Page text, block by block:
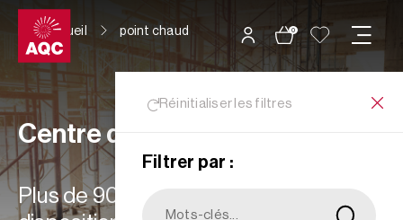
Panneau de gestion des cookies
0
Accueil point chaud
Réinitialiser les filtres
Filtrer par :
Centre de ressources
Plus de 900 ressources à votre